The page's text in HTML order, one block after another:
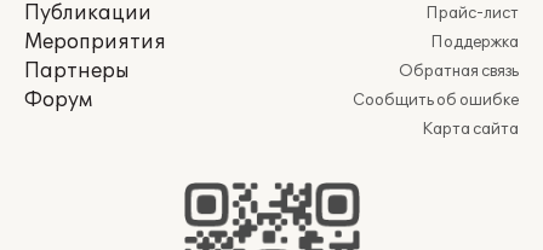
Публикации
Мероприятия
Партнеры
Форум
Прайс-лист
Поддержка
Обратная связь
Сообщить об ошибке
Карта сайта